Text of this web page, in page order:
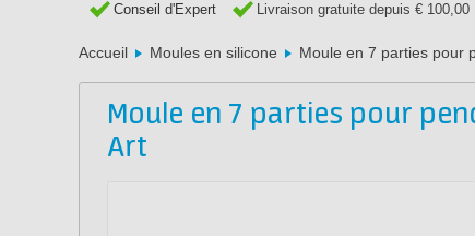
Conseil d'Expert Livraison gratuite depuis € 100,00
Accueil Moules en silicone Moule en 7 parties pour
Moule en 7 parties pour
Art